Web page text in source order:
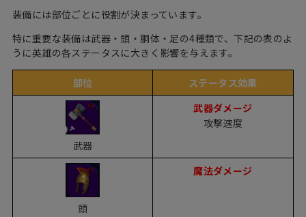
装備には部位ごとに役割が決まっています。
特に重要な装備は武器・頭・胴体・足の4種類で、下記の表のよ
うに英雄の各ステータスに大きく影響を与えます。
部位 ステータス効果
武器
武器ダメージ
攻撃速度
頭
魔法ダメージ